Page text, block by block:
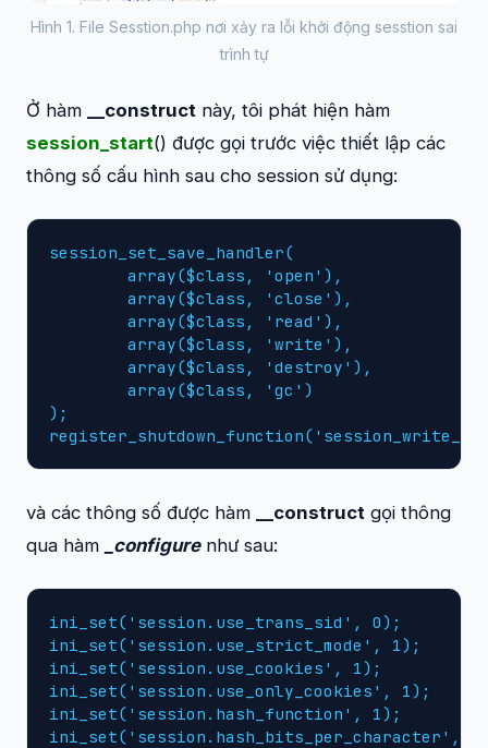
Hình 1. File Sesstion.php nơi xảy ra lỗi khởi động sesstion sai
trình tự
Ở hàm __construct này, tôi phát hiện hàm
session_start() được gọi trước việc thiết lập các
thông số cấu hình sau cho session sử dụng:
session_set_save_handler(
);
và các thông số được hàm __construct gọi thông
qua hàm
_configurenhư sau:
ini_set('session.use_trans_sid', 0);
ini_set('session.use_strict_mode', 1);
ini_set('session.use_cookies', 1);
ini_set('session.use_only_cookies', 1);
ini_set('session.hash_function', 1);
ini_set('session.hash_bits_per_character',